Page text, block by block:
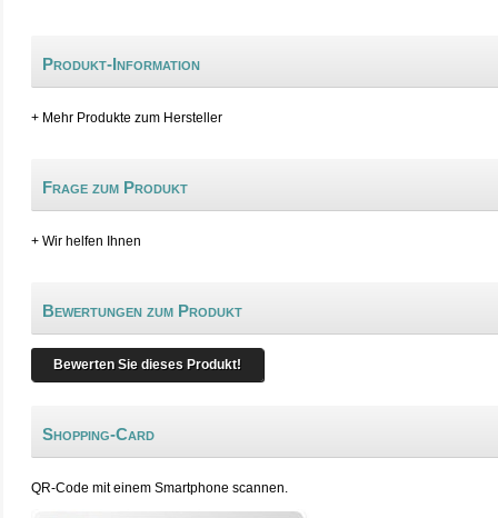
Produkt-Information
+ Mehr Produkte zum Hersteller
Frage zum Produkt
+ Wir helfen Ihnen
Bewertungen zum Produkt
Bewerten Sie dieses Produkt!
Shopping-Card
QR-Code mit einem Smartphone scannen.